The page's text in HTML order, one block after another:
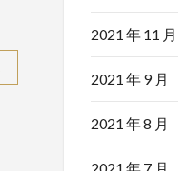
2021 年 11 月
2021 年 9 月
2021 年 8 月